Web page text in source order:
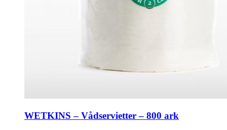
WETKINS – Vådservietter – 800 ark